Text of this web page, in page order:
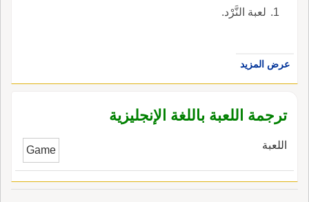
لعبة النَّرْد.
عرض المزيد
ترجمة اللعبة باللغة الإنجليزية
اللعبة Game